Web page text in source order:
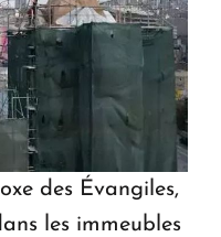
des Évangiles,
les immeubles